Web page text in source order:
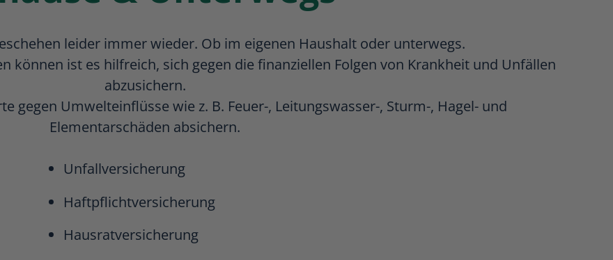
leider immer wieder. Ob im eigenen Haushalt oder unterwegs.
können ist es hilfreich, sich gegen die finanziellen Folgen von Krankheit und Unfällen
abzusichern.
gegen Umwelteinflüsse wie z. B. Feuer-, Leitungswasser-, Sturm-, Hagel- und
Elementarschäden absichern.
Unfallversicherung
Haftpflichtversicherung
Hausratversicherung